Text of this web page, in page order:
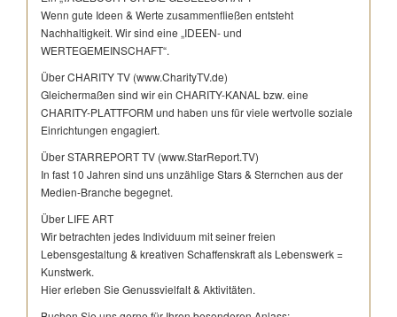
Wenn gute Ideen & Werte zusammenfließen entsteht
Nachhaltigkeit. Wir sind eine „IDEEN- und
WERTEGEMEINSCHAFT“.
Über CHARITY TV (www.CharityTV.de)
Gleichermaßen sind wir ein CHARITY-KANAL bzw. eine
CHARITY-PLATTFORM und haben uns für viele wertvolle soziale
Einrichtungen engagiert.
Über STARREPORT TV (www.StarReport.TV)
In fast 10 Jahren sind uns unzählige Stars & Sternchen aus der
Medien-Branche begegnet.
Über LIFE ART
Wir betrachten jedes Individuum mit seiner freien
Lebensgestaltung & kreativen Schaffenskraft als Lebenswerk =
Kunstwerk.
Hier erleben Sie Genussvielfalt & Aktivitäten.